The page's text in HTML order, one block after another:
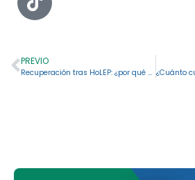
PREVIO
Recuperación tras HoLEP: ¿por qué algunos síntomas urinarios pueden persistir?